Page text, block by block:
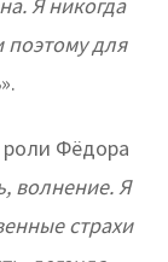
поэтому для
».
роли Фёдора
волнение. Я
страхи